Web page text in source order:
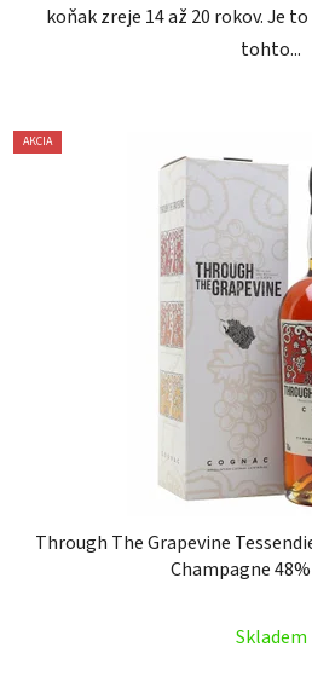
koňak zreje 14 až 20 rokov. Je
tohto...
AKCIA
Through The Grapevine
Champagne
Skladem